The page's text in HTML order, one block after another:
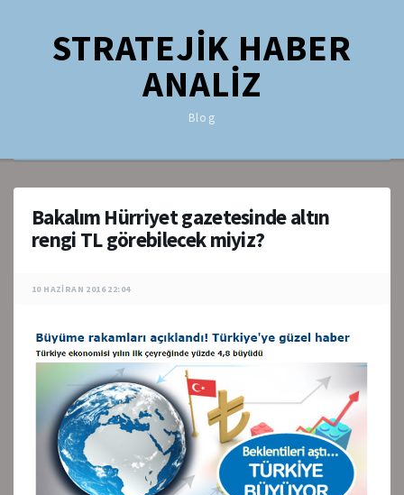
STRATEJİK HABER
ANALİZ
Blog
Bakalım Hürriyet gazetesinde altın
rengi TL görebilecek miyiz?
10 HAZIRAN 2016 22:04